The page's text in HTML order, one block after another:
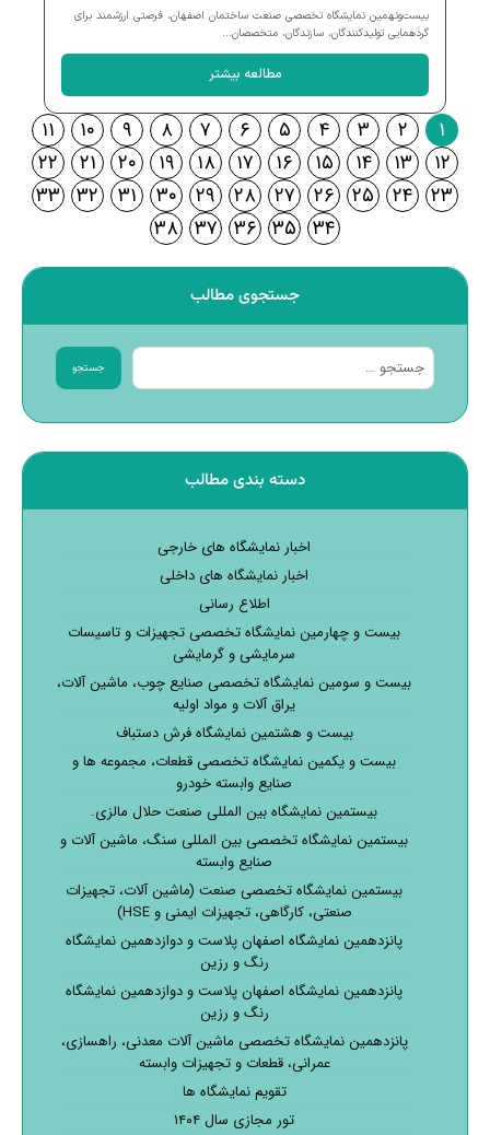
بیست‌ونهمین نمایشگاه تخصصی صنعت ساختمان اصفهان، فرصتی ارزشمند برای
گردهمایی تولیدکنندگان، سازندگان، متخصصان...
مطالعه بیشتر
۱ ۲ ۳ ۴ ۵ ۶ ۷ ۸ ۹ ۱۰
۱۱
۱۲
۱۳ ۱۴ ۱۵ ۱۶ ۱۷ ۱۸ ۱۹ ۲۰ ۲۱
۲۲
۲۳
۲۴ ۲۵ ۲۶ ۲۷ ۲۸ ۲۹ ۳۰ ۳۱ ۳۲ ۳۳
۳۴ ۳۵ ۳۶ ۳۷ ۳۸
جستجوی مطالب
جستجو
دسته بندی مطالب
اخبار نمایشگاه های خارجی
اخبار نمایشگاه های داخلی
اطلاع رسانی
بیست و چهارمین نمایشگاه تخصصی تجهیزات و تاسیسات
سرمایشی و گرمایشی
بیست و سومین نمایشگاه تخصصی صنایع چوب، ماشین آلات،
یراق آلات و مواد اولیه
بیست و هشتمین نمایشگاه فرش دستباف
بیست و یکمین نمایشگاه تخصصی قطعات، مجموعه ها و
صنایع وابسته خودرو
بیستمین نمایشگاه بین المللی صنعت حلال مالزی.
بیستمین نمایشگاه تخصصی بین المللی سنگ، ماشین آلات و
صنایع وابسته
بیستمین نمایشگاه تخصصی صنعت (ماشین آلات، تجهیزات
صنعتی، کارگاهی، تجهیزات ایمنی و HSE)
پانزدهمین نمایشگاه اصفهان پلاست و دوازدهمین نمایشگاه
رنگ و رزین
پانزدهمین نمایشگاه اصفهان پلاست و دوازدهمین نمایشگاه
رنگ و رزین
پانزدهمین نمایشگاه تخصصی ماشین آلات معدنی، راهسازی،
عمرانی، قطعات و تجهیزات وابسته
تقویم نمایشگاه ها
تور مجازی سال ۱۴۰۴